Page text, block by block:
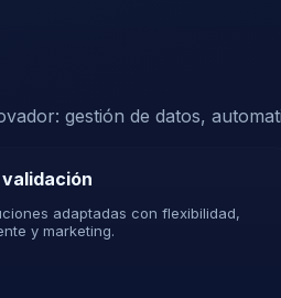
gestión de datos,
adaptadas con flexibilidad,
y marketing.